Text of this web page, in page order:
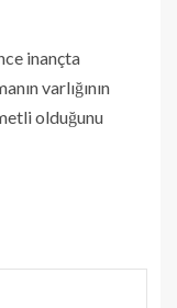
inançta
varlığının
olduğunu